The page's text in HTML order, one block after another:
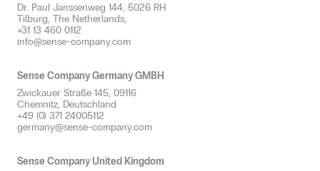
Geurplan & advies
Dr. Paul Janssenweg 144, 5026 RH
Tilburg, The Netherlands,
+31 13 460 0112
info@sense-company.com
Sense Company Germany GMBH
Zwickauer Straße 145, 09116
Chemnitz, Deutschland
+49 (0) 371 24005112
germany@sense-company.com
Sense Company United Kingdom